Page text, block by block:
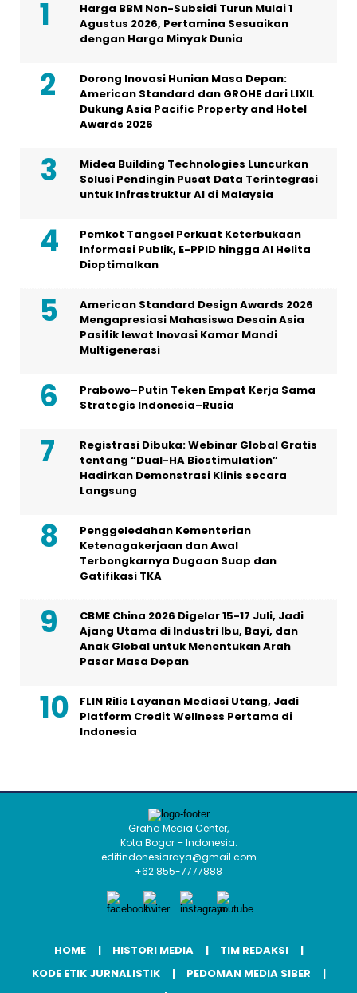
Harga BBM Non-Subsidi Turun Mulai 1
Agustus 2026, Pertamina Sesuaikan
dengan Harga Minyak Dunia
Dorong Inovasi Hunian Masa Depan:
American Standard dan GROHE dari LIXIL
Dukung Asia Pacific Property and Hotel
Awards 2026
Midea Building Technologies Luncurkan
Solusi Pendingin Pusat Data Terintegrasi
untuk Infrastruktur AI di Malaysia
Pemkot Tangsel Perkuat Keterbukaan
Informasi Publik, E-PPID hingga AI Helita
Dioptimalkan
American Standard Design Awards 2026
Mengapresiasi Mahasiswa Desain Asia
Pasifik lewat Inovasi Kamar Mandi
Multigenerasi
Prabowo–Putin Teken Empat Kerja Sama
Strategis Indonesia–Rusia
Registrasi Dibuka: Webinar Global Gratis
tentang “Dual-HA Biostimulation”
Hadirkan Demonstrasi Klinis secara
Langsung
Penggeledahan Kementerian
Ketenagakerjaan dan Awal
Terbongkarnya Dugaan Suap dan
Gatifikasi TKA
CBME China 2026 Digelar 15-17 Juli, Jadi
Ajang Utama di Industri Ibu, Bayi, dan
Anak Global untuk Menentukan Arah
Pasar Masa Depan
FLIN Rilis Layanan Mediasi Utang, Jadi
Platform Credit Wellness Pertama di
Indonesia
Graha Media Center,
Kota Bogor – Indonesia.
editindonesiaraya@gmail.com
+62 855-7777888
HOME HISTORI MEDIA
TIM REDAKSI
KODE ETIK JURNALISTIK
PEDOMAN MEDIA SIBER